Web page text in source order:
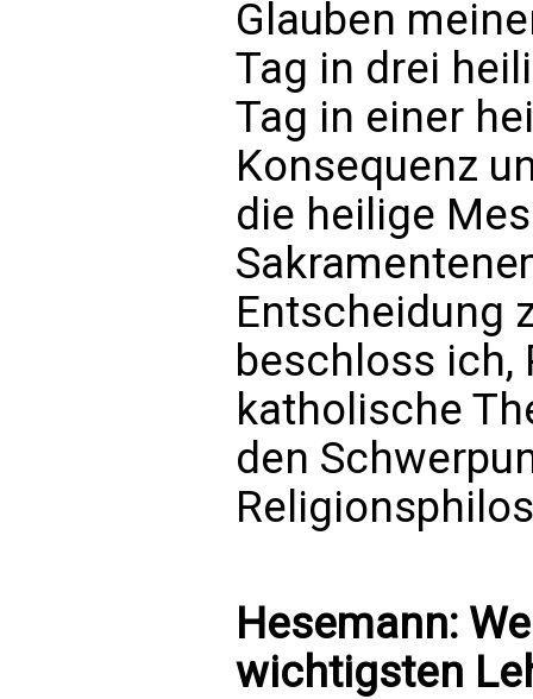
Glauben
Tag in drei
Tag in einer
Konsequenz
die heilige
Entscheidung
beschloss ich,
katholische
den
Hesemann:
wichtigsten